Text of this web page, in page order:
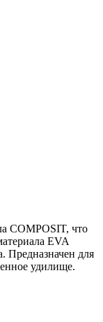
COMPOSIT, что
EVA
Предназначен для
удилище.